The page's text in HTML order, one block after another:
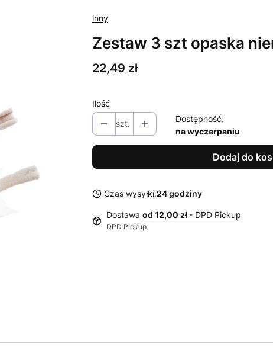
inny
Zestaw 3 szt opaska
Cena
22,49 zł
Ilość
szt.
Dostępność:
na wyczerpaniu
Dodaj do
Czas wysyłki:24 godziny
Dostawa od 12,00 zł - DPD Pickup
DPD Pickup